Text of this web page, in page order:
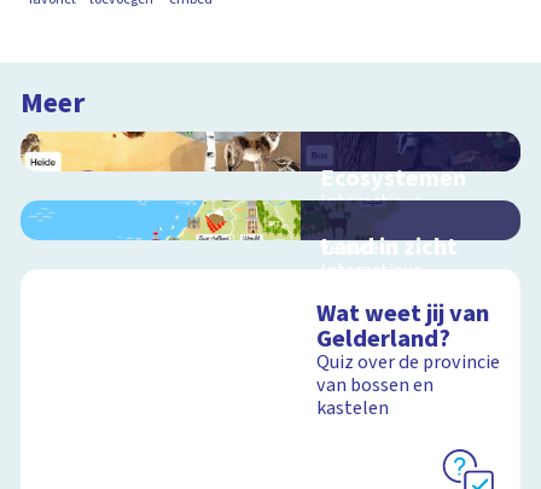
Meer
Ecosystemen
Interactieve
schoolplaat over de
Veluwe
Schoolplaat
Land in zicht
Interactieve
twaalf provincies van
Nederland
Wat weet jij van
Gelderland?
Quiz over de provincie
van bossen en
kastelen